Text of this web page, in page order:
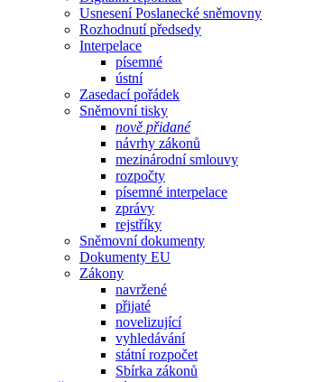
Usnesení Poslanecké sněmovny
Rozhodnutí předsedy
Interpelace
písemné
ústní
Zasedací pořádek
Sněmovní tisky
nově přidané
návrhy zákonů
mezinárodní smlouvy
rozpočty
písemné interpelace
zprávy
rejstříky
Sněmovní dokumenty
Dokumenty EU
Zákony
navržené
přijaté
novelizující
vyhledávání
státní rozpočet
Sbírka zákonů